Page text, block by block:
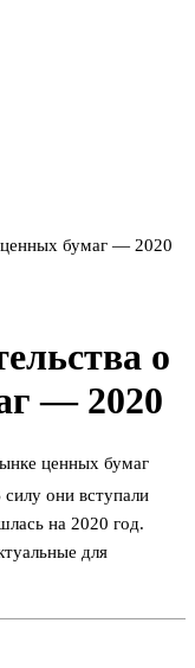
ценных бумаг — 2020
о
— 2020
ценных бумаг
силу они вступали
на 2020 год.
для